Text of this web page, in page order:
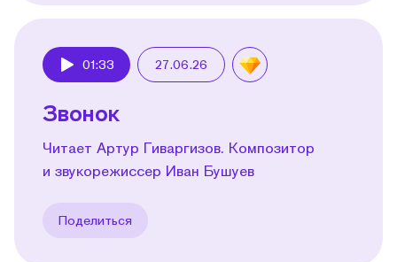
01:33 27.06.26
Звонок
Читает Артур Гиваргизов. Композитор
и звукорежиссер Иван Бушуев
Поделиться